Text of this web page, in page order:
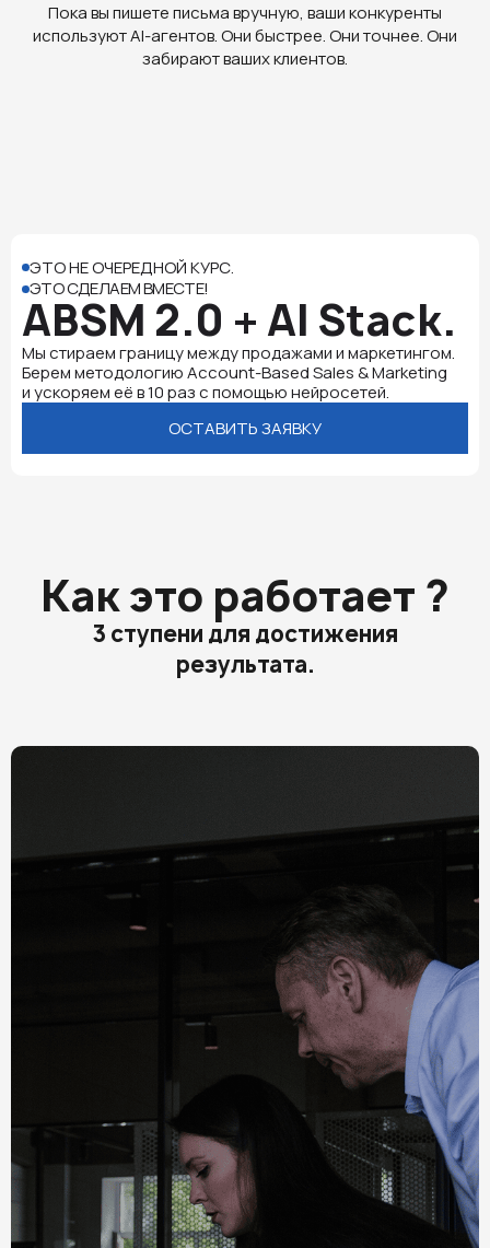
Пока вы пишете письма вручную, ваши конкуренты
используют AI-агентов. Они быстрее. Они точнее. Они
забирают ваших клиентов.
ЭТО НЕ ОЧЕРЕДНОЙ КУРС.
ЭТО СДЕЛАЕМ ВМЕСТЕ!
ABSM 2.0 + AI Stack.
Мы стираем границу между продажами и маркетингом.
Берем методологию Account-Based Sales & Marketing
и ускоряем её в 10 раз с помощью нейросетей.
ОСТАВИТЬ ЗАЯВКУ
Как это работает ?
3 ступени для достижения
результата.